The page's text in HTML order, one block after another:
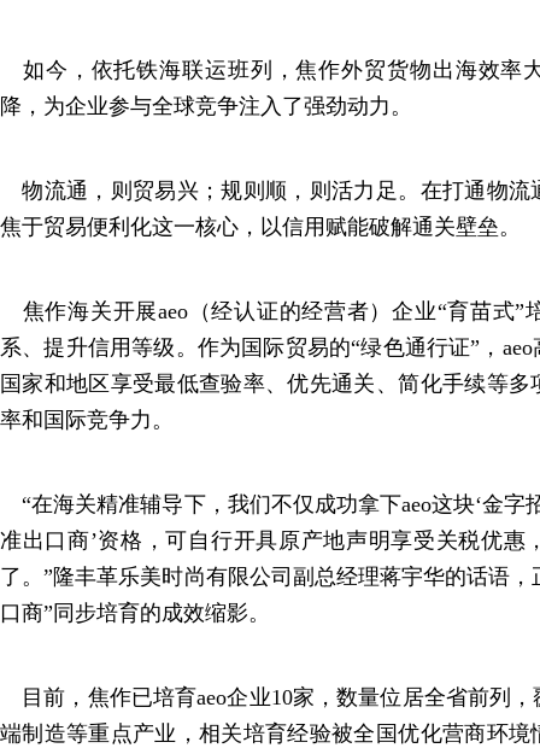
如今，依托铁海联运班列，焦作外贸货物出海效率
降，为企业参与全球竞争注入了强劲动力。
物流通，则贸易兴；规则顺，则活力足。在打通物流
焦于贸易便利化这一核心，以信用赋能破解通关壁垒。
焦作海关开展aeo（经认证的经营者）企业“育苗式”
系、提升信用等级。作为国际贸易的“绿色通行证”，
国家和地区享受最低查验率、优先通关、简化手续等
率和国际竞争力。
“在海关精准辅导下，我们不仅成功拿下aeo这块‘金字
准出口商’资格，可自行开具原产地声明享受关税优惠
了。”隆丰革乐美时尚有限公司副总经理蒋宇华的话语，
口商”同步培育的成效缩影。
目前，焦作已培育aeo企业10家，数量位居全省前列
端制造等重点产业，相关培育经验被全国优化营商环